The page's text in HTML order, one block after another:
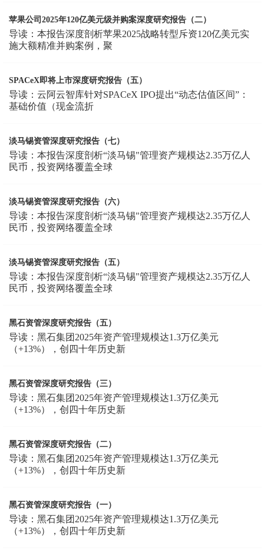
苹果公司2025年120亿美元级并购案深度研究报告（二）
导读：本报告深度剖析苹果2025战略转型斥资120亿美元实
施大额精准并购案例，聚
SPACeX即将上市深度研究报告（五）
导读：云阿云智库针对SPACeX IPO提出“动态估值区间”：
基础价值（现金流折
淡马锡资管深度研究报告（七）
导读：本报告深度剖析“淡马锡"管理资产规模达2.35万亿人
民币，投资网络覆盖全球
淡马锡资管深度研究报告（六）
导读：本报告深度剖析“淡马锡"管理资产规模达2.35万亿人
民币，投资网络覆盖全球
淡马锡资管深度研究报告（五）
导读：本报告深度剖析“淡马锡"管理资产规模达2.35万亿人
民币，投资网络覆盖全球
黑石资管深度研究报告（五）
导读：黑石集团2025年资产管理规模达1.3万亿美元
（+13%），创四十年历史新
黑石资管深度研究报告（三）
导读：黑石集团2025年资产管理规模达1.3万亿美元
（+13%），创四十年历史新
黑石资管深度研究报告（二）
导读：黑石集团2025年资产管理规模达1.3万亿美元
（+13%），创四十年历史新
黑石资管深度研究报告（一）
导读：黑石集团2025年资产管理规模达1.3万亿美元
（+13%），创四十年历史新